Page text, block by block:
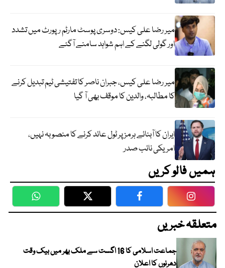
میر رضا علی کیس: دوسری پوسٹ مارٹم رپورٹ میں تشدد
اور گولی لگنے کے اہم شواہد سامنے آگئے
میر رضا علی کیس، جبران ناصر کا تفتیشی ٹیم تبدیل کرنے
کا مطالبہ، والدین کا موقف بھی آ گیا
ایران کا آبنائے ہرمز پر ٹول عائد کرنے کا منصوبہ نہیں،
امریکی نائب صدر
ہمیں فالو کریں
WhatsApp Twitter Facebook
متعلقہ خبریں
جماعت اسلامی کا 16 اگست سے ملک بھر میں بیک وقت
دھرنوں کا اعلان